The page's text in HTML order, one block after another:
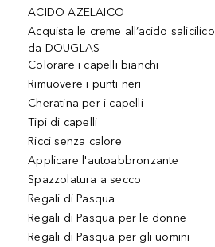
ACIDO AZELAICO
Acquista le creme all’acido salicilico
da DOUGLAS
Colorare i capelli bianchi
Rimuovere i punti neri
Cheratina per i capelli
Tipi di capelli
Ricci senza calore
Applicare l'autoabbronzante
Spazzolatura a secco
Regali di Pasqua
Regali di Pasqua per le donne
Regali di Pasqua per gli uomini